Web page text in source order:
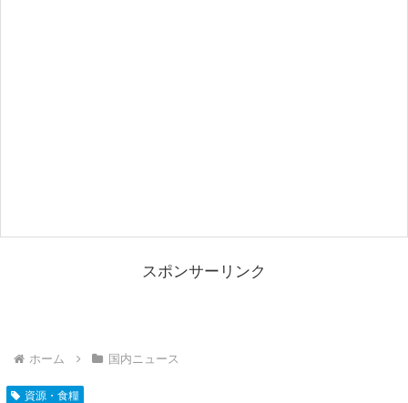
スポンサーリンク
ホーム 国内ニュース
資源・食糧